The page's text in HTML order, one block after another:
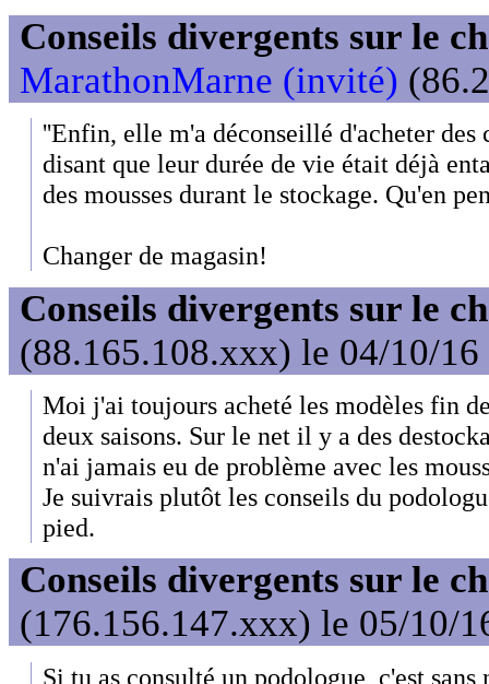
Conseils divergents sur le
MarathonMarne (invité)
''Enfin, elle m'a déconseillé d'acheter des
disant que leur durée de vie était déjà
des mousses durant le stockage. Qu'en
Changer de magasin!
Conseils divergents sur le
(88.165.108.xxx) le 04/10/16
Moi j'ai toujours acheté les modèles fin
deux saisons. Sur le net il y a des
n'ai jamais eu de problème avec les
Je suivrais plutôt les conseils du
pied.
Conseils divergents sur le
(176.156.147.xxx) le 05/10/
Si tu as consulté un podologue, c'est